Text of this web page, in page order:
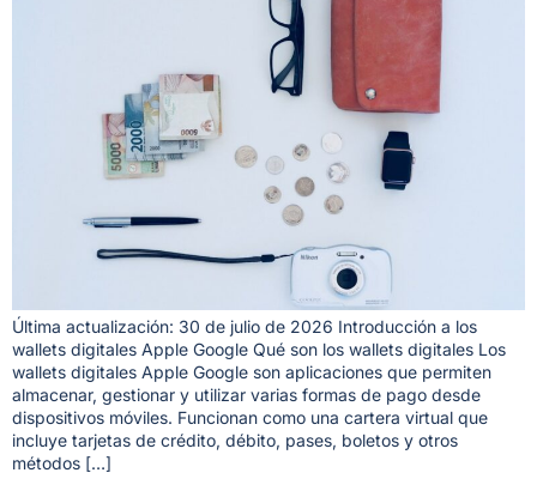
Última actualización: 30 de julio de 2026 Introducción a los
wallets digitales Apple Google Qué son los wallets digitales Los
wallets digitales Apple Google son aplicaciones que permiten
almacenar, gestionar y utilizar varias formas de pago desde
dispositivos móviles. Funcionan como una cartera virtual que
incluye tarjetas de crédito, débito, pases, boletos y otros
métodos […]